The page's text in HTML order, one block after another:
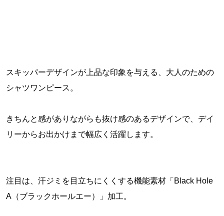
スキッパーデザインが上品な印象を与える、大人のための
シャツワンピース。
きちんと感がありながらも抜け感のあるデザインで、デイ
リーからお出かけまで幅広く活躍します。
注目は、汗ジミを目立ちにくくする機能素材「Black Hole
A（ブラックホールエー）」加工。